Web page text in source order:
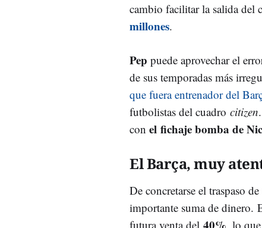
cambio facilitar la salida del
millones.
Pep puede aprovechar el
de sus temporadas más
que fuera entrenador del
futbolistas del cuadro citizen
con el fichaje bomba de
El Barça, muy
De concretarse el traspaso de
importante suma de dinero.
futura venta del 40% , lo